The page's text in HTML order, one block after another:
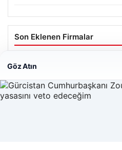
Son Eklenen Firmalar
Hastaş Beton
Web sitemizi nasıl
Göz Atın